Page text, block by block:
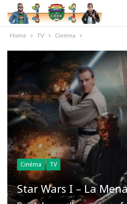
Home TV Cinéma
Cinéma TV
Star Wars I – La